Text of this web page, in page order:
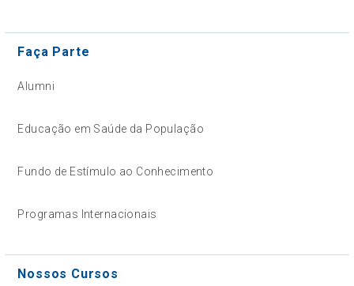
Faça Parte
Alumni
Educação em Saúde da População
Fundo de Estímulo ao Conhecimento
Programas Internacionais
Nossos Cursos